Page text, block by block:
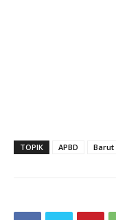
TOPIK APBD Barut